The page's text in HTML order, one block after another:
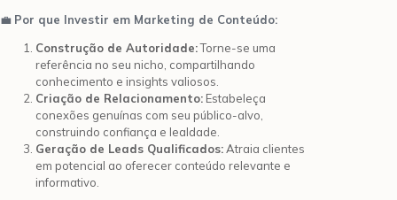
💼 Por que Investir em Marketing de Conteúdo:
Construção de Autoridade:Torne-se uma
referência no seu nicho, compartilhando
conhecimento e insights valiosos.
Criação de Relacionamento: Estabeleça
conexões genuínas com seu público-alvo,
construindo confiança e lealdade.
Geração de Leads Qualificados:Atraia clientes
em potencial ao oferecer conteúdo relevante e
informativo.